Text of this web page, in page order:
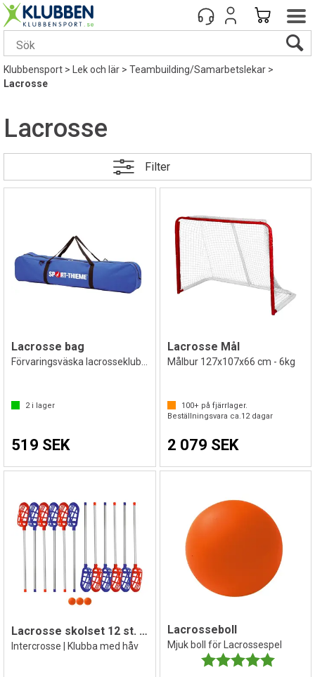
Klubbensport> Lek och lär>Teambuilding/Samarbetslekar>
Lacrosse
Lacrosse
Filter
Lacrosse bag
2i lager
519 SEK
Lacrosse Mål
Målbur 127x107x66 cm - 6kg
100+på fjärrlager.
Beställningsvara ca.12dagar
2 079 SEK
Lacrosse skolset 12 st. klubbor
Intercrosse | Klubba med håv
Lacrosseboll
Mjuk boll för Lacrossespel
Betyg: